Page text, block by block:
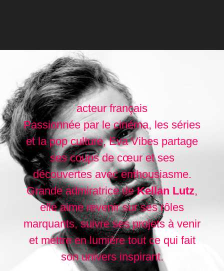
acteur français
Passionnée par le cinéma, les séries
et la pop culture, Eva Vibes partage
ses coups de cœur et ses
découvertes avec enthousiasme.
Grande admiratrice deKellan Lutz,
elle aime revenir sur ses rôles
marquants, suivre ses projets à venir
et mettre en lumière tout ce qui fait
son univers inspirant.